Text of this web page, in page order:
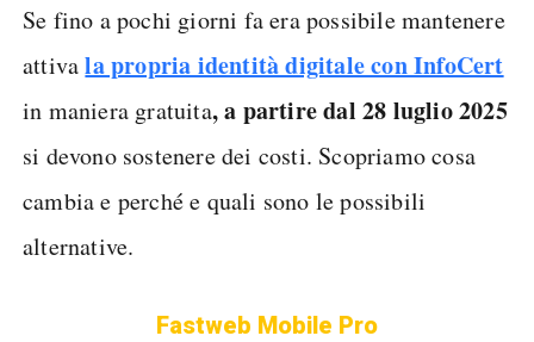
Se fino a pochi giorni fa era possibile mantenere
attivala propria identità digitale con InfoCert
in maniera gratuita, a partire dal 28 luglio 2025
si devono sostenere dei costi. Scopriamo cosa
cambia e perché e quali sono le possibili
alternative.
Fastweb Mobile Pro